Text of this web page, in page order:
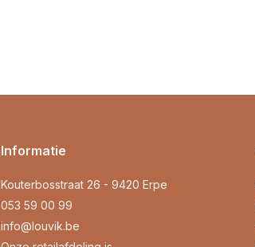
Informatie
Kouterbosstraat 26 - 9420 Erpe
053 59 00 99
info@louvik.be